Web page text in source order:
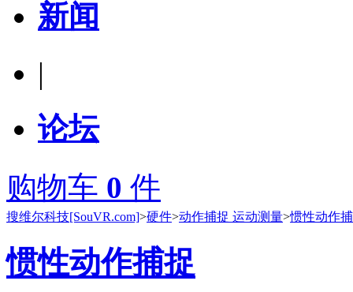
新闻
|
论坛
购物车 0 件
搜维尔科技[SouVR.com]>硬件>动作捕捉 运动测量>惯性动作
惯性动作捕捉